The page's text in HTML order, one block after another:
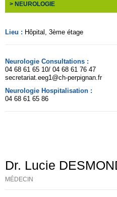
> NEUROLOGIE
Lieu : Hôpital , 3ème étage
Neurologie Consultations :
04 68 61 65 10/ 04 68 61 76 47
secretariat.eeg1@ch-perpignan.fr
Neurologie Hospitalisation :
04 68 61 65 86
Dr. Lucie
MÉDECIN